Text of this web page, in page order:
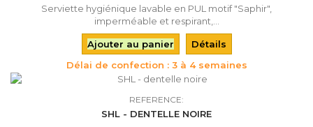
Serviette hygiénique lavable en PUL motif "Saphir",
imperméable et respirant,...
Ajouter au panier
Détails
Délai de confection : 3 à 4 semaines
REFERENCE:
SHL - DENTELLE NOIRE